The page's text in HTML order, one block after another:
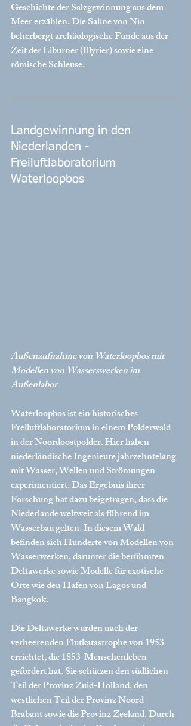
Geschichte der Salzgewinnung aus dem
Meer erzählen. Die Saline von Nin
beherbergt archäologische Funde aus der
Zeit der Liburner (Illyrier) sowie eine
römische Schleuse.
Landgewinnung in den
Niederlanden -
Freiluftlaboratorium
Waterloopbos
Außenaufnahme von Waterloopbos mit
Modellen von Wasserswerken im
Außenlabor
Waterloopbos ist ein historisches
Freiluftlaboratorium in einem Polderwald
in der Noordoostpolder. Hier haben
niederländische Ingenieure jahrzehntelang
mit Wasser, Wellen und Strömungen
experimentiert. Das Ergebnis ihrer
Forschung hat dazu beigetragen, dass die
Niederlande weltweit als führend im
Wasserbau gelten. In diesem Wald
befinden sich Hunderte von Modellen von
Wasserwerken, darunter die berühmten
Deltawerke sowie Modelle für exotische
Orte wie den Hafen von Lagos und
Bangkok.
Die Deltawerke wurden nach der
verheerenden Flutkatastrophe von 1953
errichtet, die 1853  Menschenleben
gefordert hat. Sie schützen den südlichen
Teil der Provinz Zuid-Holland, den
westlichen Teil der Provinz Noord-
Brabant sowie die Provinz Zeeland. Durch